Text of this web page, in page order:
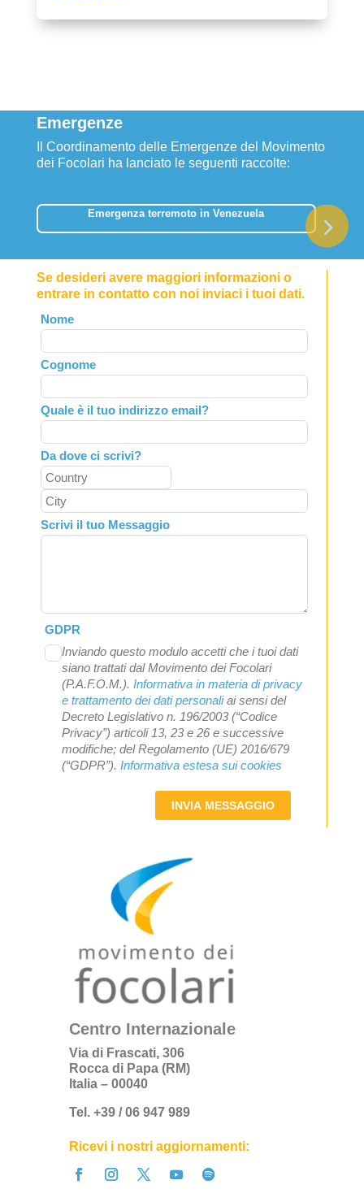
Emergenze
Il Coordinamento delle Emergenze del Movimento
dei Focolari ha lanciato le seguenti raccolte:
Emergenza terremoto in Venezuela
Se desideri avere maggiori informazioni o
entrare in contatto con noi inviaci i tuoi dati.
Leave
this
field
blank
Nome
Cognome
Quale è il tuo indirizzo email?
Da dove ci scrivi?
Scrivi il tuo Messaggio
GDPR
Inviando questo modulo accetti che i tuoi dati
siano trattati dal Movimento dei Focolari
(P.A.F.O.M.). Informativa in materia di privacy
e trattamento dei dati personaliai sensi del
Decreto Legislativo n. 196/2003 (“Codice
Privacy”) articoli 13, 23 e 26 e successive
modifiche; del Regolamento (UE) 2016/679
(“GDPR”). Informativa estesa sui cookies
INVIA MESSAGGIO
Centro Internazionale
Via di Frascati, 306
Rocca di Papa (RM)
Italia – 00040
Tel. +39 / 06 947 989
Ricevi i nostri aggiornamenti: